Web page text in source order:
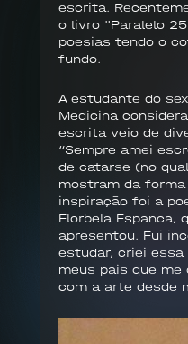
escrita.
o livro "Paralelo
poesias tendo o
fundo.
A estudante do
Medicina
escrita veio de
“Sempre amei
de catarse (no
mostram da forma
inspiração foi a
Florbela Espanca,
apresentou. Fui
estudar, criei essa
meus pais que
com a arte desde